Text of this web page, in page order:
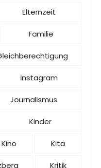
Elternzeit
Familie
Instagram
Journalismus
Kinder
Kino Kita
Kritik